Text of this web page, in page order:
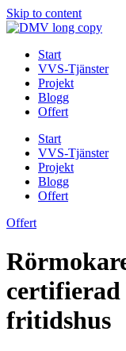
Skip to content
Start
VVS-Tjänster
Projekt
Blogg
Offert
Start
VVS-Tjänster
Projekt
Blogg
Offert
Offert
certifierad
fritidshus